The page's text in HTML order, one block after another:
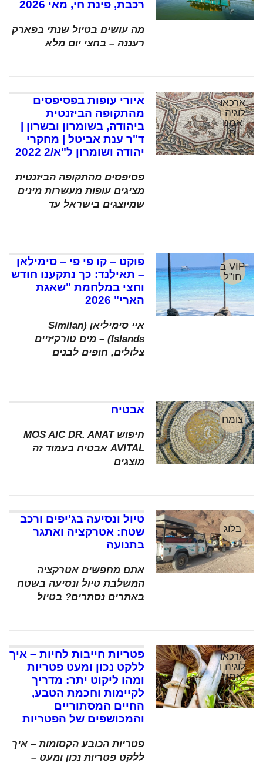
רכבת, פינת חי, מאי 2026
מה עושים בטיול שנתי בפארק
רעננה – בחצי יום מלא
ארכאו
לוגיה ו
אמנו
ת
איורי עופות בפסיפסים
מהתקופה הביזנטית
ביהודה, בשומרון ובשרון |
ד"ר ענת אביטל | מחקרי
יהודה ושומרון ל"א/2 2022
פסיפסים מהתקופה הביזנטית
מציגים עופות מעשרות מינים
שמיוצגים בישראל עד
VIP ב
חו"ל
פוקט – קו פי פי – סימילאן
– תאילנד: כך נתקענו חודש
וחצי במלחמת "שאגת
הארי" 2026
איי סימיליאן (Similan
Islands) – מים טורקיזיים
צלולים, חופים לבנים
צומח
אבטיח
חיפוש MOS AIC DR. ANAT
AVITAL אבטיח בעמוד זה
מוצגים
בלוג
טיול ונסיעה בג'יפים ורכב
שטח: אטרקציה ואתגר
בתנועה
אתם מחפשים אטרקציה
המשלבת טיול ונסיעה בשטח
באתרים נסתרים? בטיול
ארכאו
לוגיה ו
אמנו
ת
פטריות חייבות לחיות – איך
ללקט נכון ומעט פטריות
ומהו ליקוט יתר: מדריך
לקיימות וחכמת הטבע,
החיים המסתוריים
והמכושפים של הפטריות
פטריות הכובע הקסומות – איך
ללקט פטריות נכון ומעט –